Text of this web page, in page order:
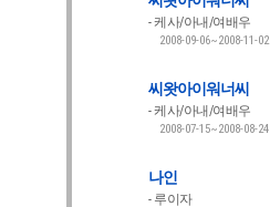
케사/아내/여배우
2008-09-06~2008-11-02
씨왓아이워너씨
케사/아내/여배우
2008-07-15~2008-08-24
나인
루이자